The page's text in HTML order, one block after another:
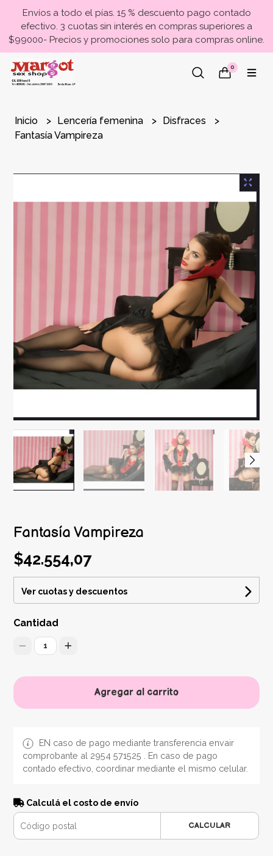
Envíos a todo el pías. 15 % descuento pago contado
efectivo. 3 cuotas sin interés en compras superiores a
$99000- Precios y promociones solo para compras online.
0
Inicio Lencería femenina
Disfraces
Fantasía Vampireza
Fantasía Vampireza
$42.554,07
Ver cuotas y descuentos
Cantidad
1
Agregar al carrito
EN caso de pago mediante transferencia envair
comprobante al 2954 571525 . En caso de pago
contado efectivo, coordinar mediante el mismo celular.
Calculá el costo de envío
CALCULAR